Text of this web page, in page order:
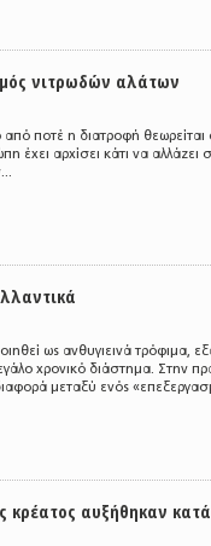
νιτρωδών αλάτων
ποτέ η διατροφή θεωρείται
έχει αρχίσει κάτι να
ως ανθυγιεινά τρόφιμα,
χρονικό διάστημα. Στην
μεταξύ ενός
κρέατος αυξήθηκαν